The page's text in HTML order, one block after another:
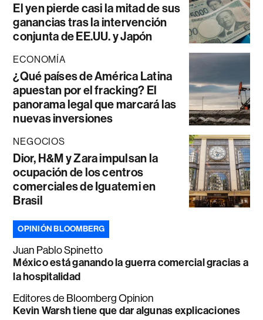
El yen pierde casi la mitad de sus
ganancias tras la intervención
conjunta de EE.UU. y Japón
ECONOMÍA
¿Qué países de América Latina
apuestan por el fracking? El
panorama legal que marcará las
nuevas inversiones
NEGOCIOS
Dior, H&M y Zara impulsan la
ocupación de los centros
comerciales de Iguatemi en
Brasil
OPINIÓN BLOOMBERG
Juan Pablo Spinetto
México está ganando la guerra comercial gracias a
la hospitalidad
Editores de Bloomberg Opinion
Kevin Warsh tiene que dar algunas explicaciones